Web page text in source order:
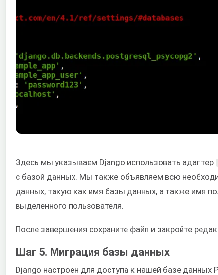
Здесь мы указываем Django использовать адаптер
с базой данных. Мы также объявляем всю
данных, такую как имя базы данных, а также имя
выделенного пользователя.
После завершения сохраните файл и закройте
Шаг 5. Миграция базы данных
Django настроен для доступа к нашей базе